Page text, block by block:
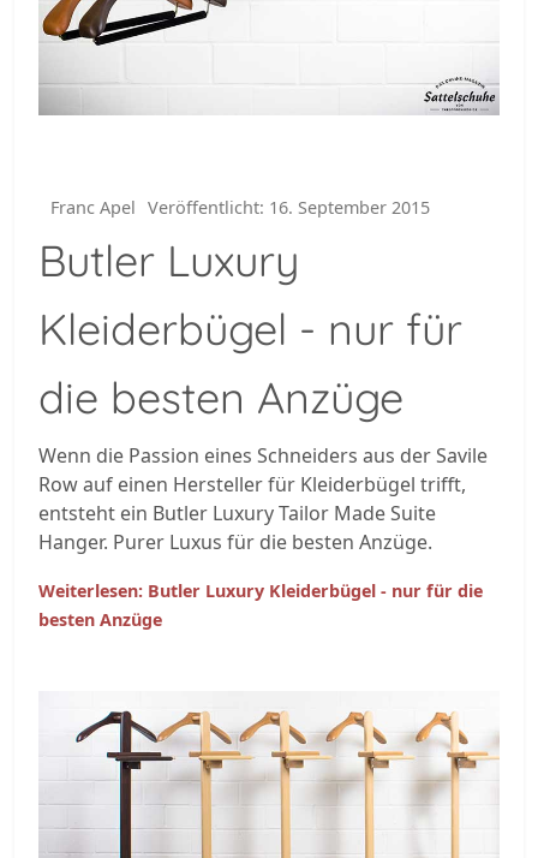
Franc Apel Veröffentlicht: 16. September 2015
Butler Luxury
Kleiderbügel - nur für
die besten Anzüge
Wenn die Passion eines Schneiders aus der Savile
Row auf einen Hersteller für Kleiderbügel trifft,
entsteht ein Butler Luxury Tailor Made Suite
Hanger. Purer Luxus für die besten Anzüge.
Weiterlesen: Butler Luxury Kleiderbügel - nur für die
besten Anzüge